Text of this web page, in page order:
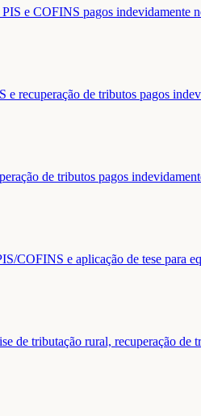
e COFINS pagos indevidamente
recuperação de tributos pagos
de tributos pagos
COFINS e aplicação de tese para
de tributação rural, recuperação de